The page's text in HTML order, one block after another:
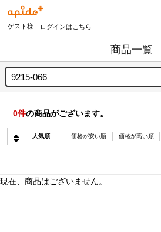
ゲスト様 ログインはこちら
商品一覧
0件の商品がございます。
人気順 価格が安い順 価格が高い順
現在、商品はございません。